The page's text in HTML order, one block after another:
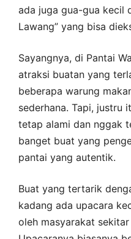
ada juga gua-gua kecil
Lawang” yang bisa
Sayangnya, di Pantai
atraksi buatan yang
beberapa warung
sederhana. Tapi, justru
tetap alami dan nggak
banget buat yang
pantai yang autentik.
Buat yang tertarik
kadang ada upacara
oleh masyarakat